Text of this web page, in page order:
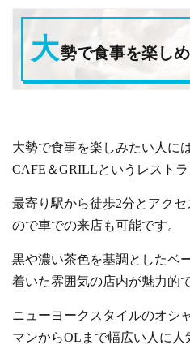
大勢で食事を楽し
大勢で食事を楽しみたい人に
CAFE＆GRILLというレストラ
最寄り駅から徒歩2分とアク
ので車での来店も可能です。
黒や濃い茶色を基調としたベ
着いた雰囲気の店内が魅力的で
ニューヨークスタイルのオシ
マンからOLまで幅広い人に人